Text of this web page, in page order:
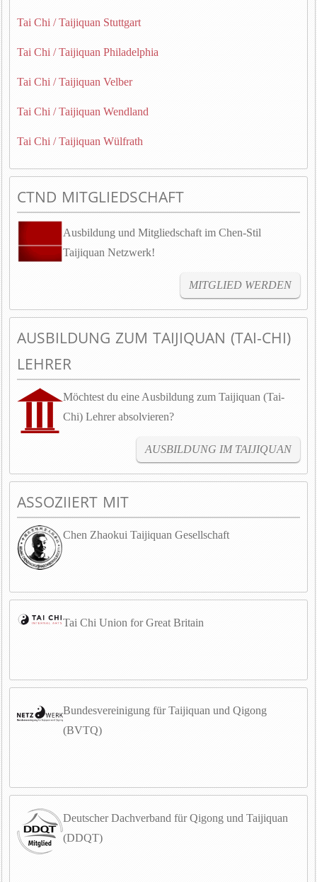
Tai Chi / Taijiquan Stuttgart
Tai Chi / Taijiquan Philadelphia
Tai Chi / Taijiquan Velber
Tai Chi / Taijiquan Wendland
Tai Chi / Taijiquan Wülfrath
CTND MITGLIEDSCHAFT
Ausbildung und Mitgliedschaft im Chen-Stil
Taijiquan Netzwerk!
MITGLIED WERDEN
AUSBILDUNG ZUM TAIJIQUAN (TAI-CHI)
LEHRER
Möchtest du eine Ausbildung zum Taijiquan (Tai-
Chi) Lehrer absolvieren?
AUSBILDUNG IM TAIJIQUAN
ASSOZIIERT MIT
Chen Zhaokui Taijiquan Gesellschaft
Tai Chi Union for Great Britain
Bundesvereinigung für Taijiquan und Qigong
(BVTQ)
Deutscher Dachverband für Qigong und Taijiquan
(DDQT)